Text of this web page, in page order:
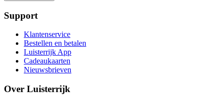
Support
Klantenservice
Bestellen en betalen
Luisterrijk App
Cadeaukaarten
Nieuwsbrieven
Over Luisterrijk